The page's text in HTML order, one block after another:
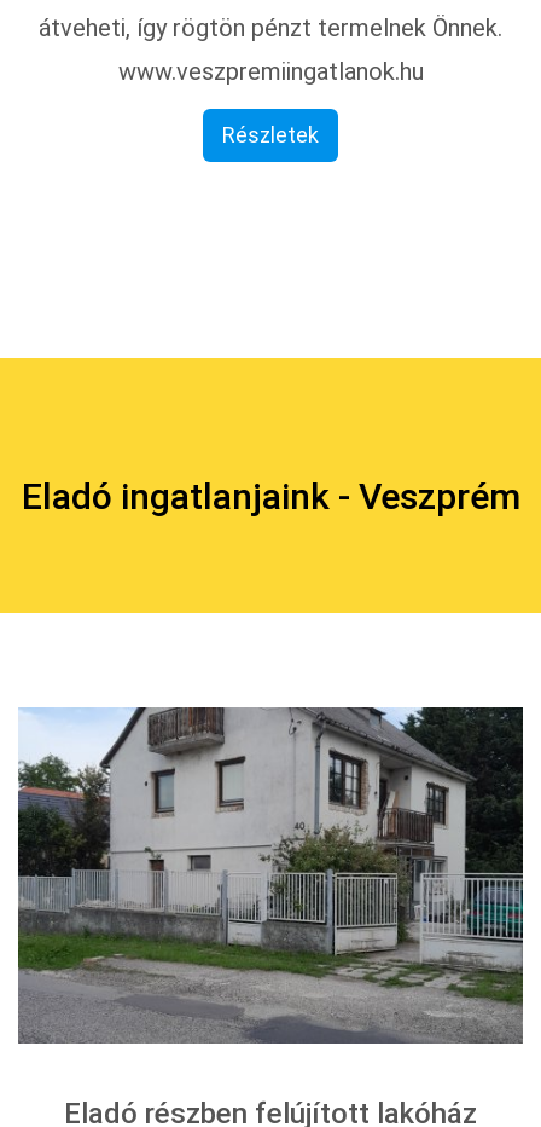
átveheti, így rögtön pénzt termelnek Önnek.
www.veszpremiingatlanok.hu
Részletek
Eladó ingatlanjaink - Veszprém
Eladó részben felújított lakóház